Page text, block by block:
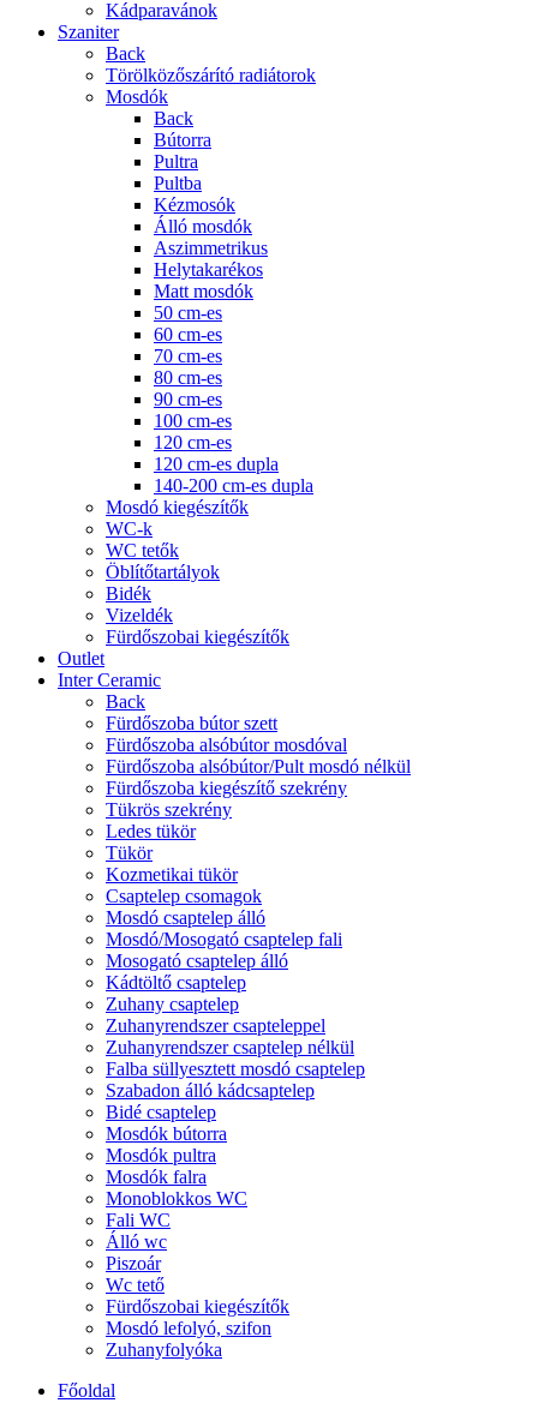
Kádparavánok
Szaniter
Back
Törölközőszárító radiátorok
Mosdók
Back
Bútorra
Pultra
Pultba
Kézmosók
Álló mosdók
Aszimmetrikus
Helytakarékos
Matt mosdók
50 cm-es
60 cm-es
70 cm-es
80 cm-es
90 cm-es
100 cm-es
120 cm-es
120 cm-es dupla
140-200 cm-es dupla
Mosdó kiegészítők
WC-k
WC tetők
Öblítőtartályok
Bidék
Vizeldék
Fürdőszobai kiegészítők
Outlet
Inter Ceramic
Back
Fürdőszoba bútor szett
Fürdőszoba alsóbútor mosdóval
Fürdőszoba alsóbútor/Pult mosdó nélkül
Fürdőszoba kiegészítő szekrény
Tükrös szekrény
Ledes tükör
Tükör
Kozmetikai tükör
Csaptelep csomagok
Mosdó csaptelep álló
Mosdó/Mosogató csaptelep fali
Mosogató csaptelep álló
Kádtöltő csaptelep
Zuhany csaptelep
Zuhanyrendszer csapteleppel
Zuhanyrendszer csaptelep nélkül
Falba süllyesztett mosdó csaptelep
Szabadon álló kádcsaptelep
Bidé csaptelep
Mosdók bútorra
Mosdók pultra
Mosdók falra
Monoblokkos WC
Fali WC
Álló wc
Piszoár
Wc tető
Fürdőszobai kiegészítők
Mosdó lefolyó, szifon
Zuhanyfolyóka
Főoldal